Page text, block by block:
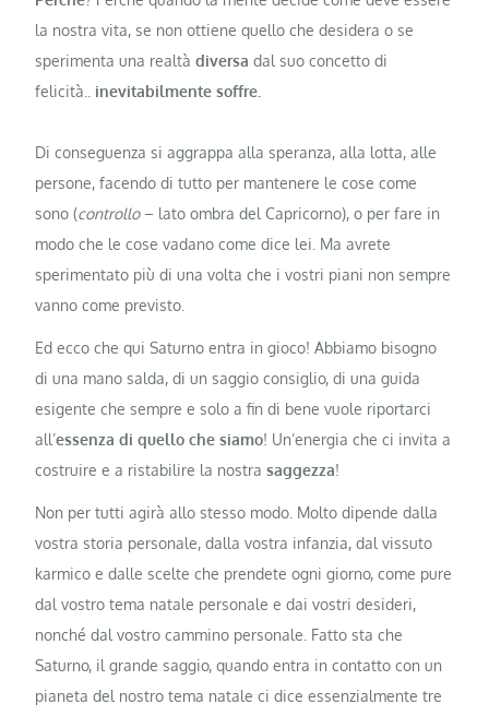
la nostra vita, se non ottiene quello che desidera o se
sperimenta una realtàdiversa dal suo concetto di
felicità.. inevitabilmente soffre.
Di conseguenza si aggrappa alla speranza, alla lotta, alle
persone, facendo di tutto per mantenere le cose come
sono (controllo– lato ombra del Capricorno), o per fare in
modo che le cose vadano come dice lei. Ma avrete
sperimentato più di una volta che i vostri piani non sempre
vanno come previsto.
Ed ecco che qui Saturno entra in gioco! Abbiamo bisogno
di una mano salda, di un saggio consiglio, di una guida
esigente che sempre e solo a fin di bene vuole riportarci
all’essenza di quello che siamo! Un’energia che ci invita a
costruire e a ristabilire la nostrasaggezza!
Non per tutti agirà allo stesso modo. Molto dipende dalla
vostra storia personale, dalla vostra infanzia, dal vissuto
karmico e dalle scelte che prendete ogni giorno, come pure
dal vostro tema natale personale e dai vostri desideri,
nonché dal vostro cammino personale. Fatto sta che
Saturno, il grande saggio, quando entra in contatto con un
pianeta del nostro tema natale ci dice essenzialmente tre